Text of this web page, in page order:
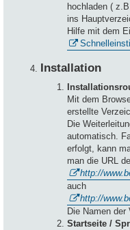
hochladen ( z.B.
ins
Hilfe mit dem
Installation
Mit dem
erstellte
Die
automatisch.
erfolgt, kann
man die URL
http://
auch
http://
Die Namen
Startseite /